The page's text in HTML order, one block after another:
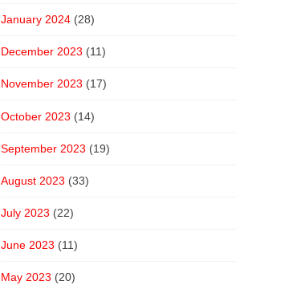
January 2024 (28)
December 2023 (11)
November 2023 (17)
October 2023 (14)
September 2023 (19)
August 2023 (33)
July 2023 (22)
June 2023 (11)
May 2023 (20)